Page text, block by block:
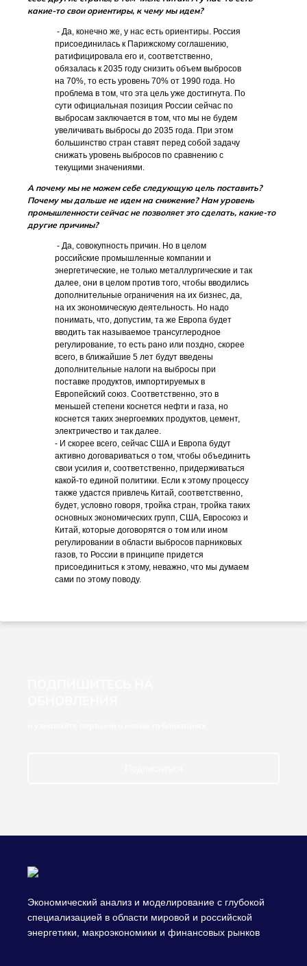
какие-то свои ориентиры, к чему мы идем?
- Да, конечно же, у нас есть ориентиры. Россия
присоединилась к Парижскому соглашению,
ратифицировала его и, соответственно,
обязалась к 2035 году снизить объем выбросов
на 70%, то есть уровень 70% от 1990 года. Но
проблема в том, что эта цель уже достигнута. По
сути официальная позиция России сейчас по
выбросам заключается в том, что мы не будем
увеличивать выбросы до 2035 года. При этом
большинство стран ставят перед собой задачу
снижать уровень выбросов по сравнению с
текущими значениями.
А почему мы не можем себе следующую цель поставить?
Почему мы дальше не идем на снижение? Нам уровень
промышленности сейчас не позволяет это сделать, какие-то
другие причины?
- Да, совокупность причин. Но в целом
российские промышленные компании и
энергетические, не только металлургические и так
далее, они в целом против того, чтобы вводились
дополнительные ограничения на их бизнес, да,
на их экономическую деятельность. Но надо
понимать, что, допустим, та же Европа будет
вводить так называемое трансуглеродное
регулирование, то есть рано или поздно, скорее
всего, в ближайшие 5 лет будут введены
дополнительные налоги на выбросы при
поставке продуктов, импортируемых в
Европейский союз. Соответственно, это в
меньшей степени коснется нефти и газа, но
коснется таких энергоемких продуктов, цемент,
электричество и так далее.
- И скорее всего, сейчас США и Европа будут
активно договариваться о том, чтобы объединить
свои усилия и, соответственно, придерживаться
какой-то единой политики. Если к этому процессу
также удастся привлечь Китай, соответственно,
будет, условно говоря, тройка стран, тройка таких
основных экономических групп, США, Евросоюз и
Китай, которые договорятся о том или ином
регулировании в области выбросов парниковых
газов, то России в принципе придется
присоединиться к этому, неважно, что мы думаем
сами по этому поводу.
Экономический анализ и моделирование с глубокой
специализацией в области мировой и российской
энергетики, макроэкономики и финансовых рынков